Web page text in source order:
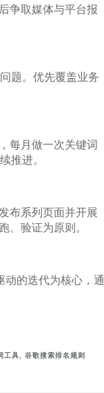
争取媒体与平台报
题。优先覆盖业务
每月做一次关键词
推进。
布系列页面并开展
、验证为原则。
动的迭代为核心，通
工具, 谷歌搜索排名规则